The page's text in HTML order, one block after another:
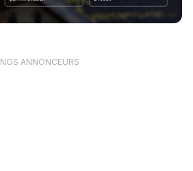
NOS ANNONCEURS